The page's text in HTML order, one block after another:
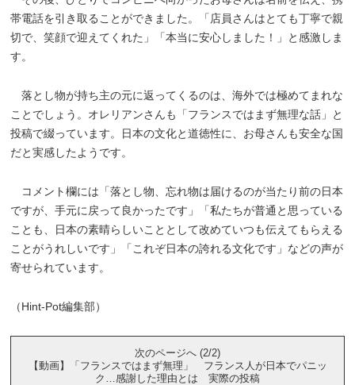
帯電話を引き取ることができました。「店員さんはとても丁寧で親
切で、笑顔で迎えてくれた」「本当に安心しました！」と感激しま
す。
落とし物が持ち主の元に返ってくるのは、海外では極めてまれな
ことでしょう。オレリアンさんも「フランスではまず無理な話」と
投稿で綴っています。日本の文化と道徳性に、お母さんも安全な国
だと実感したようです。
コメント欄には「落とし物、忘れ物は届けるのが当たり前の日本
ですが、手元に戻って良かったです」「私たちが普通と思っている
ことも、日本の素晴らしいこととして改めていつも伝えてもらえる
ことがうれしいです」「これぞ日本の誇れる文化です」などの声が
寄せられています。
（Hint-Pot編集部）
次のページへ (2/2)
【動画】「フランスではまず無理」 フランス人が日本でパニッ
ク…感謝した理由とは 実際の投稿